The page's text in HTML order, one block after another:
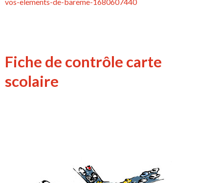
vos-elements-de-bareme-1680607440
Fiche de contrôle carte
scolaire